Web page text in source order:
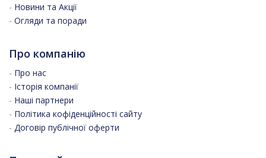
- Новини та Акції
- Огляди та поради
Про компанію
- Про нас
- Історія компанії
- Наші партнери
- Політика кофіденційності сайту
- Договір публічної оферти